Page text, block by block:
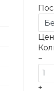
−
+